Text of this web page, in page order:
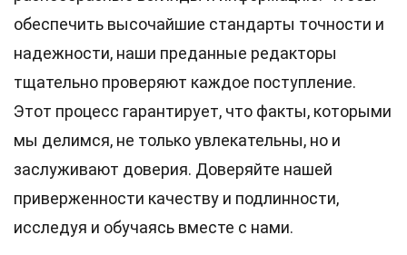
обеспечить высочайшие стандарты точности и
надежности, наши преданные редакторы
тщательно проверяют каждое поступление.
Этот процесс гарантирует, что факты, которыми
мы делимся, не только увлекательны, но и
заслуживают доверия. Доверяйте нашей
приверженности качеству и подлинности,
исследуя и обучаясь вместе с нами.